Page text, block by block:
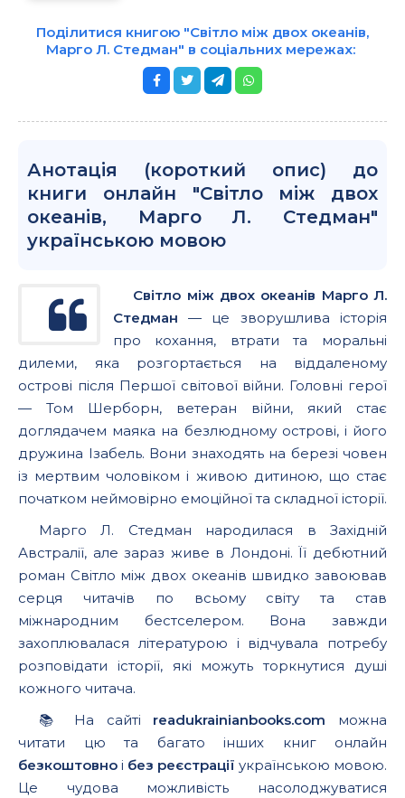
Поділитися книгою "Світло між двох океанів,
Марго Л. Стедман" в соціальних мережах:
Анотація (короткий опис) до
книги онлайн "Світло між двох
океанів, Марго Л. Стедман"
українською мовою
Світло між двох океанів Марго Л.
Стедман — це зворушлива історія
про кохання, втрати та моральні
дилеми, яка розгортається на віддаленому
острові після Першої світової війни. Головні герої
— Том Шерборн, ветеран війни, який стає
доглядачем маяка на безлюдному острові, і його
дружина Ізабель. Вони знаходять на березі човен
із мертвим чоловіком і живою дитиною, що стає
початком неймовірно емоційної та складної історії.
Марго Л. Стедман народилася в Західній
Австралії, але зараз живе в Лондоні. Її дебютний
роман Світло між двох океанів швидко завоював
серця читачів по всьому світу та став
міжнародним бестселером. Вона завжди
захоплювалася літературою і відчувала потребу
розповідати історії, які можуть торкнутися душі
кожного читача.
📚 На сайті readukrainianbooks.com можна
читати цю та багато інших книг онлайн
безкоштовно і без реєстрації українською мовою.
Це чудова можливість насолоджуватися